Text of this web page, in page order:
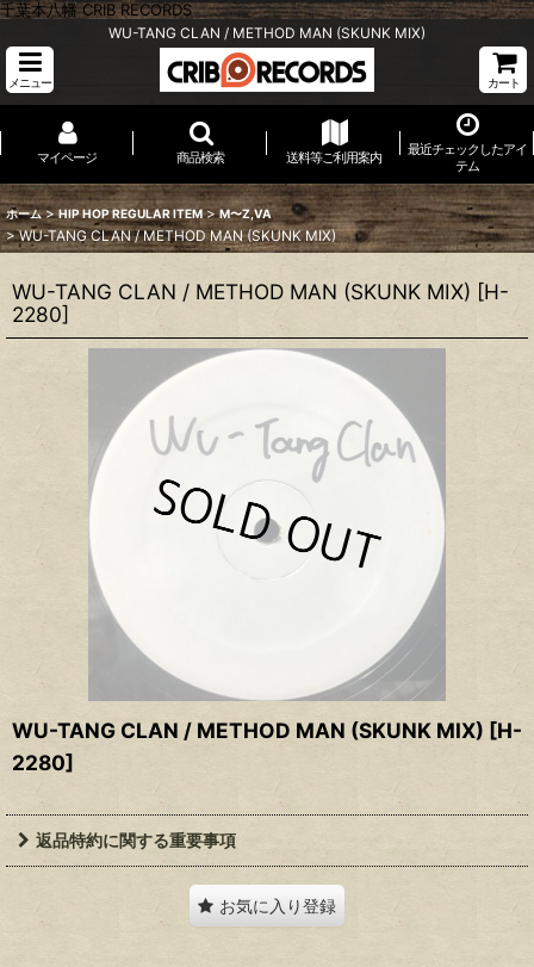
千葉本八幡 CRIB RECORDS
WU-TANG CLAN / METHOD MAN (SKUNK MIX)
メニュー カート
マイページ 商品検索 送料等ご利用案内
最近チェックしたアイ
テム
ホーム > HIP HOP REGULAR ITEM > M〜Z,VA
> WU-TANG CLAN / METHOD MAN (SKUNK MIX)
WU-TANG CLAN / METHOD MAN (SKUNK MIX) [H-
2280]
WU-TANG CLAN / METHOD MAN (SKUNK MIX) [H-
2280]
返品特約に関する重要事項
お気に入り登録